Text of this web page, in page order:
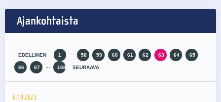
Ajankohtaista
EDELLINEN 1 58 59 60 61 62 63 64 65
66 67 168 SEURAAVA
6.10.2023